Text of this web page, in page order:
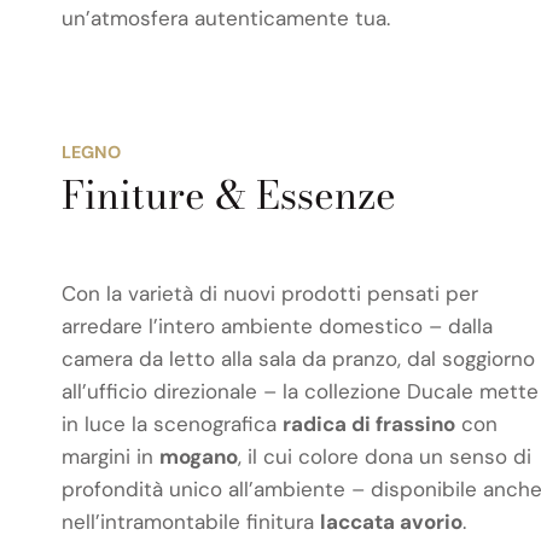
un’atmosfera autenticamente tua.
LEGNO
Finiture & Essenze
Con la varietà di nuovi prodotti pensati per
arredare l’intero ambiente domestico – dalla
camera da letto alla sala da pranzo, dal soggiorno
all’ufficio direzionale – la collezione Ducale mette
in luce la scenografica radica di frassino con
margini in mogano, il cui colore dona un senso di
profondità unico all’ambiente – disponibile anche
nell’intramontabile finitura laccata avorio.